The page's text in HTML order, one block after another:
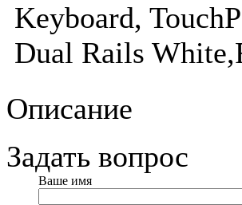
Keyboard,
Dual Rails
Описание
Задать вопрос
Ваше имя